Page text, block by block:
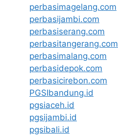
perbasimagelang.com
perbasijambi.com
perbasiserang.com
perbasitangerang.com
perbasimalang.com
perbasidepok.com
perbasicirebon.com
PGSIbandung.id
pgsiaceh.id
pgsijambi.id
pgsibali.id